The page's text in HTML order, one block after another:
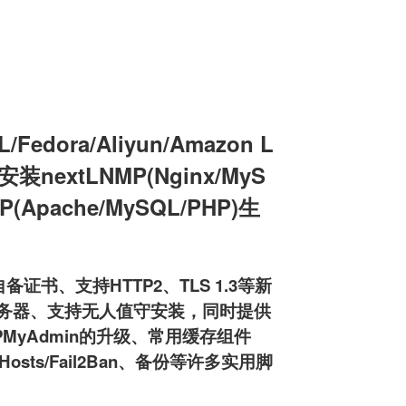
Fedora/Aliyun/Amazon L
装nextLNMP(Nginx/MyS
MySQL/PHP)生
证书、支持HTTP2、TLS 1.3等新
器、支持无人值守安装，同时提供
的升级、常用缓存组件
Fail2Ban、备份等许多实用脚